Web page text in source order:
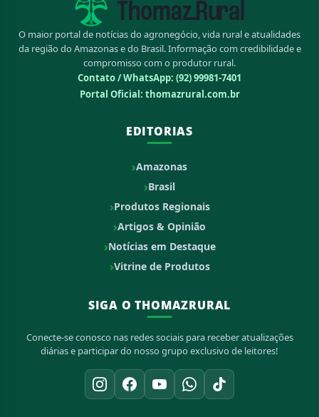
O maior portal de notícias do agronegócio, vida rural e atualidades
da região do Amazonas e do Brasil. Informação com credibilidade e
compromisso com o produtor rural.
Contato / WhatsApp: (92) 99981-7401
Portal Oficial: thomazrural.com.br
EDITORIAS
Amazonas
Brasil
Produtos Regionais
Artigos & Opinião
Notícias em Destaque
Vitrine de Produtos
SIGA O THOMAZRURAL
Conecte-se conosco nas redes sociais para receber atualizações
diárias e participar do nosso grupo exclusivo de leitores!